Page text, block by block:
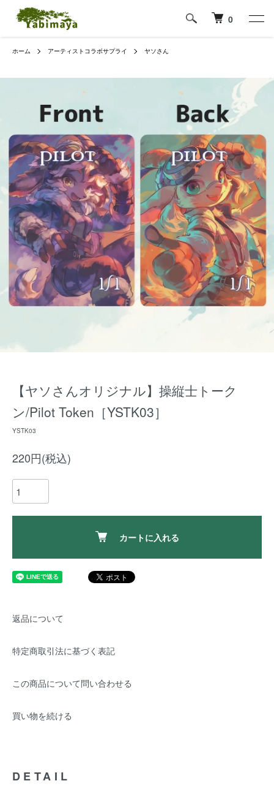
0
ホーム アーティストコラボサプライ ヤソさん
【ヤソさんオリジナル】操縦士トーク
ン/Pilot Token［YSTK03］
YSTK03
220円(税込)
カートに入れる
返品について
特定商取引法に基づく表記
この商品について問い合わせる
買い物を続ける
DETAIL